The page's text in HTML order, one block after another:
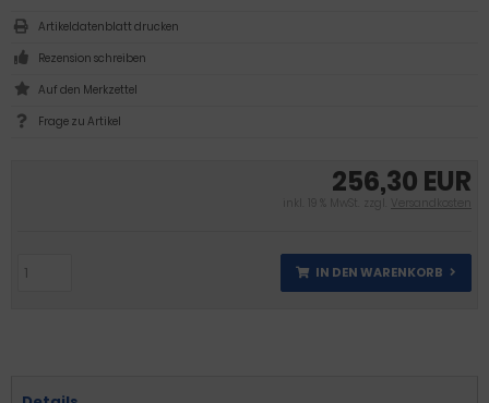
256,30 EUR
inkl. 19 % MwSt. zzgl. Versandkosten
IN DEN WARENKORB
Artikeldatenblatt drucken
Rezension schreiben
Frage zu Artikel